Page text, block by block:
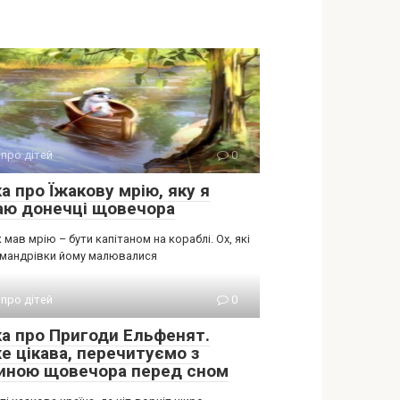
дітей 0
про Їжакову мрію, яку я
донечці щовечора
мав мрію – бути капітаном на кораблі. Ох, які
мандрівки йому малювалися
дітей 0
про Пригоди Ельфенят.
цікава, перечитуємо з
щовечора перед сном